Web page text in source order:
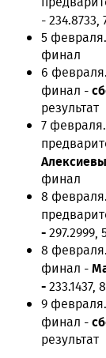
-
5
финал
6
финал -
результат
7
финал
8
-
8
финал -
-233.1437,
9
финал -
результат